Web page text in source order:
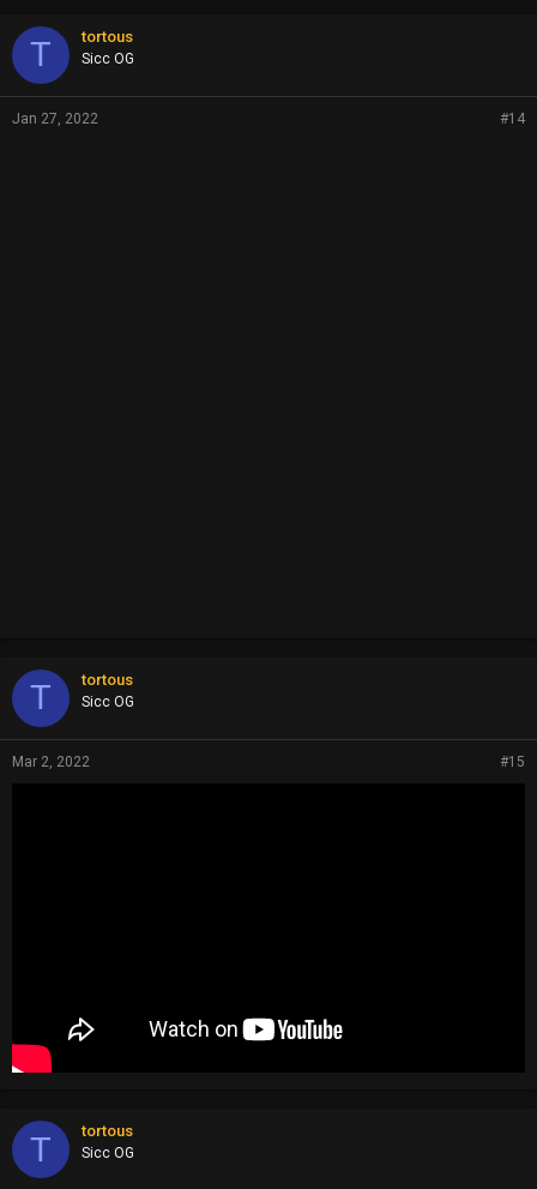
T tortous
Sicc OG
Jan 27, 2022 #14
T tortous
Sicc OG
Mar 2, 2022 #15
T tortous
Sicc OG